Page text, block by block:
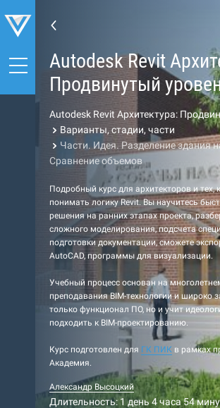
Autodesk Revit
Продвинутый
Autodesk Revit Архитектура:
Варианты, стадии, части
Части. Идея. Разделение здания
Сравнение объемов
Подробный курс для архитекторов и тех,
понимать логику Revit. Вы научитесь
решения на ранних этапах проекта,
сложного моделирования, подсчета
подготовки документации, сможете
AutoCAD, программы для визуализации.
Учебный процесс основан на
преподавания BIM-технологии и широко
только функционал ПО, но и учит
подходить к BIM-проектированию.
Курс подготовлен для ГК ПИК в рамках
Академия.
Александр Высоцкий
Длительность: 1 день 4 часа 54